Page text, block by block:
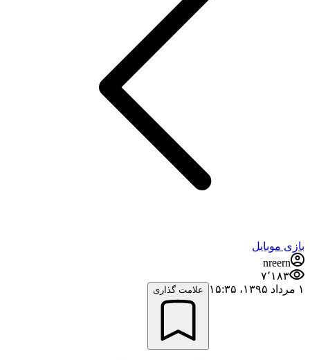
بازی موبایل
nreern
۷٬۱۸۳
۱ مرداد ۱۳۹۵،‏ ۱۵:۳۵
علامت گذاری